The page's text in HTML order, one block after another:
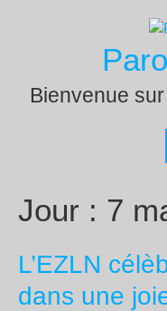
Bienvenue
Jour : 7
L’EZLN
dans une